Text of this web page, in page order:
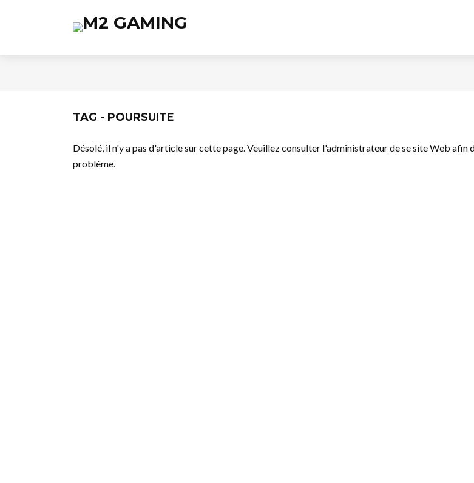
TAG - POURSUITE
Désolé, il n'y a pas d'article sur cette page. Veuillez consulter l'administrateur de se site Web afin
problème.